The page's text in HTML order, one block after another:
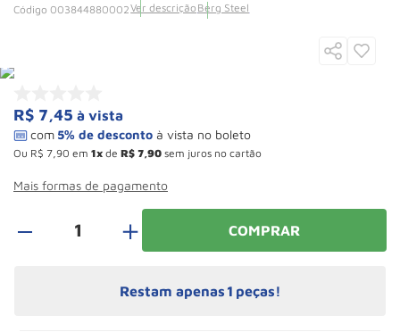
003844880002Ver descrição Berg Steel
R$ 7,45 à vista
Ou R$ 7 90 em 1 de R$ 7 90 sem juros no cartão
Mais formas de pagamento
＋ COMPRAR
Restam apenas 1 peças!
8 Talha
9º Rodizio
10 º Paleteira